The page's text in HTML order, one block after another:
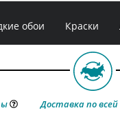
обои Краски
Доставка по всей